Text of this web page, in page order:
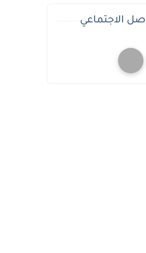
الاجتماعي